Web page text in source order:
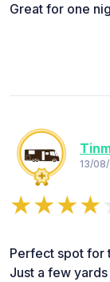
Great for one
13/
Perfect spot for
Just a few